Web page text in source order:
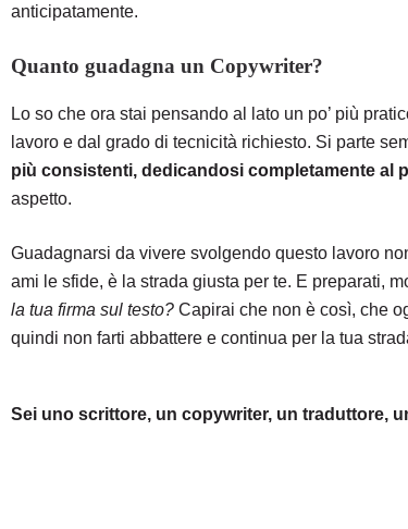
anticipatamente.
Quanto guadagna un Copywriter?
Lo so che ora stai pensando al lato un po’ più
lavoro e dal grado di tecnicità richiesto. Si parte
più consistenti, dedicandosi completamente al
aspetto.
Guadagnarsi da vivere svolgendo questo lavoro
ami le sfide, è la strada giusta per te. E preparati,
la tua firma sul testo? Capirai che non è così, che
quindi non farti abbattere e continua per la tua
Sei uno scrittore, un copywriter, un traduttore,